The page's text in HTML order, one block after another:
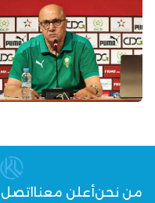
من نحنأعلن معنا اتصل